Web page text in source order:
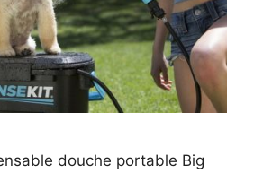
douche portable Big